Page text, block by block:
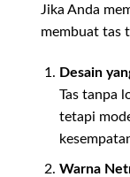
Jika Anda
membuat tas
Desain
Tas tanpa
tetapi
Warna